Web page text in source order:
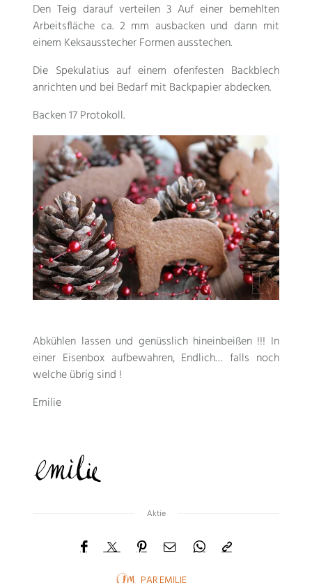
Den Teig darauf verteilen 3 Auf einer bemehlten
Arbeitsfläche ca. 2 mm ausbacken und dann mit
einem Keksausstecher Formen ausstechen.
Die Spekulatius auf einem ofenfesten Backblech
anrichten und bei Bedarf mit Backpapier abdecken.
Backen 17 Protokoll.
Abkühlen lassen und genüsslich hineinbeißen !!! In
einer Eisenbox aufbewahren, Endlich… falls noch
welche übrig sind !
Emilie
Aktie